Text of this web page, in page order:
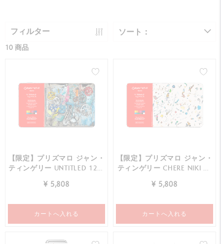
フィルター ソート：
10 商品
【限定】プリズマロ ジャン・
ティンゲリー UNTITLED 12色
¥ 5,808
カートへ入れる
【限定】プリズマロ ジャン・
ティンゲリー CHERE NIKI 12
¥ 5,808
カートへ入れる